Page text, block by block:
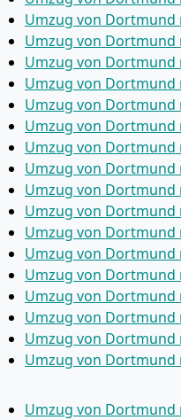
Umzug von Dortmund
Umzug von Dortmund
Umzug von Dortmund
Umzug von Dortmund
Umzug von Dortmund
Umzug von
Umzug von Dortmund
Umzug von Dortmund
Umzug von Dortmund
Umzug von Dortmund
Umzug von Dortmund
Umzug von Dortmund
Umzug von Dortmund
Umzug von Dortmund
Umzug von Dortmund
Umzug von Dortmund
Umzug von Dortmund
Umzug von Dortmund